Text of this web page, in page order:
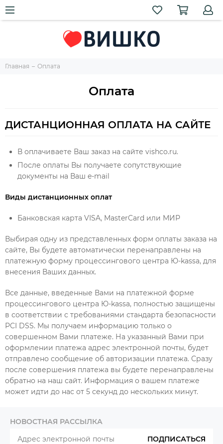
Главная Оплата
Оплата
ДИСТАНЦИОННАЯ ОПЛАТА НА САЙТЕ
В оплачиваете Ваш заказ на сайте vishco.ru.
После оплаты Вы получаете сопутствующие
документы на Ваш e-mail
Виды дистанционных оплат
Банковская карта VISA, MasterCard или МИР
Выбирая одну из представленных форм оплаты заказа на
сайте, Вы будете автоматически перенаправлены на
платежную форму процессингового центра Ю-kassa, для
внесения Ваших данных.
Все данные, введенные Вами на платежной форме
процессингового центра Ю-kassa, полностью защищены
в соответствии с требованиями стандарта безопасности
PCI DSS. Мы получаем информацию только о
совершенном Вами платеже. На указанный Вами при
оформлении платежа адрес электронной почты, будет
отправлено сообщение об авторизации платежа. Сразу
после совершения платежа вы будете перенаправлены
обратно на наш сайт. Информация о вашем платеже
может идти до нас от 5 секунд до нескольких минут.
НОВОСТНАЯ РАССЫЛКА
ПОДПИСАТЬСЯ